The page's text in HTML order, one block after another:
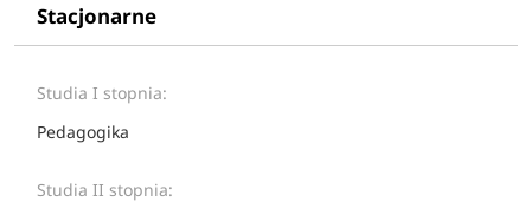
Stacjonarne
Studia I stopnia:
Pedagogika
Studia II stopnia: